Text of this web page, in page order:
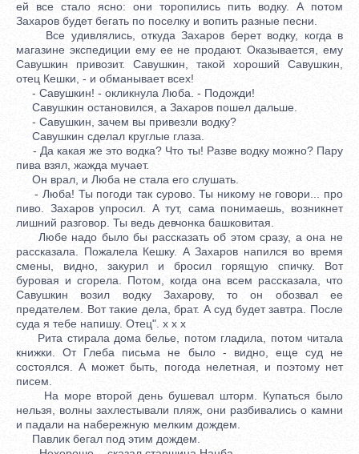
ей все стало ясно: они торопились пить водку. А потом
Захаров будет бегать по поселку и вопить разные песни.
Все удивлялись, откуда Захаров берет водку, когда в
магазине экспедиции ему ее не продают. Оказывается, ему
Савушкин привозит. Савушкин, такой хороший Савушкин,
отец Кешки, - и обманывает всех!
- Савушкин! - окликнула Люба. - Подожди!
Савушкин остановился, а Захаров пошел дальше.
- Савушкин, зачем вы привезли водку?
Савушкин сделал круглые глаза.
- Да какая же это водка? Что ты! Разве водку можно? Пару
пива взял, жажда мучает.
Он врал, и Люба не стала его слушать.
- Люба! Ты погоди так сурово. Ты никому не говори... про
пиво. Захаров упросил. А тут, сама понимаешь, возникнет
лишний разговор. Ты ведь девчонка башковитая.
Любе надо было бы рассказать об этом сразу, а она не
рассказала. Пожалела Кешку. А Захаров напился во время
смены, видно, закурил и бросил горящую спичку. Вот
буровая и сгорела. Потом, когда она всем рассказала, что
Савушкин возил водку Захарову, то он обозвал ее
предателем. Вот такие дела, брат. А суд будет завтра. После
суда я тебе напишу. Отец". x x x
Рита стирала дома белье, потом гладила, потом читала
книжки. От Глеба письма не было - видно, еще суд не
состоялся. А может быть, погода нелетная, и поэтому нет
писем.
На море второй день бушевал шторм. Купаться было
нельзя, волны захлестывали пляж, они разбивались о камни
и падали на набережную мелким дождем.
Павлик бегал под этим дождем.